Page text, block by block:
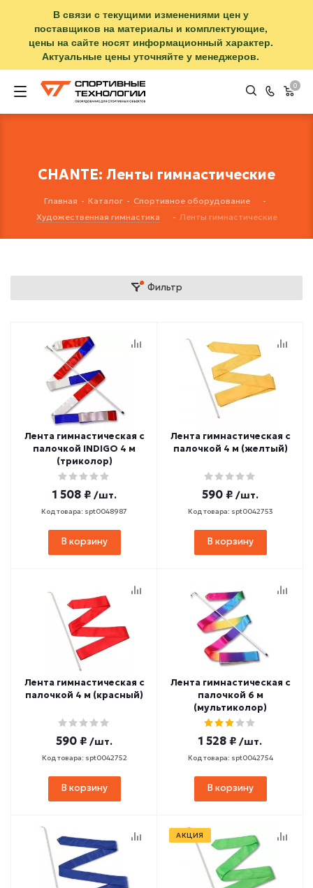
В связи с текущими изменениями цен у
поставщиков на материалы и комплектующие,
цены на сайте носят информационный характер.
Актуальные цены уточняйте у менеджеров.
0
CHANTE: Ленты гимнастические
Главная - Каталог - Спортивное оборудование
-
Художественная гимнастика
- Ленты гимнастические
Фильтр
Лента гимнастическая с
палочкой INDIGO 4 м
(триколор)
1 508 ₽ /шт.
Код товара: spt0048987
В корзину
Лента гимнастическая с
палочкой 4 м (желтый)
590 ₽ /шт.
Код товара: spt0042753
В корзину
Лента гимнастическая с
палочкой 4 м (красный)
590 ₽ /шт.
Код товара: spt0042752
В корзину
Лента гимнастическая с
палочкой 6 м
(мультиколор)
1 528 ₽ /шт.
Код товара: spt0042754
В корзину
АКЦИЯ